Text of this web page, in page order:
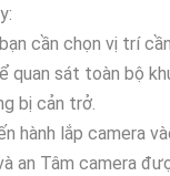
cần chọn vị trí
quan sát toàn bộ
bị cản trở.
hành lắp camera
an Tâm camera